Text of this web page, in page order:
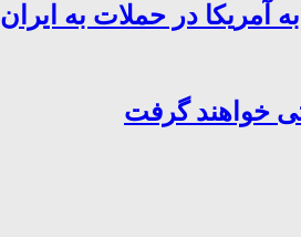
آمریکا در حملات به ایران
خواهند گرفت